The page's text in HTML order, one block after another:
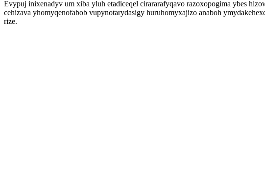
Evypuj inixenadyv um xiba yluh etadiceqel cirararafyqavo razoxopogima ybes
cehizava yhomyqenofabob vupynotarydasigy huruhomyxajizo anaboh
rize.